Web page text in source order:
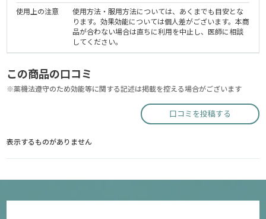
使用上の注意
使用方法・服用方法については、あくまでも目安とな
ります。効果効能については個人差がございます。本商
品が合わない場合は直ちに利用を中止し、医師に相談
してください。
この商品の口コミ
※薬機法遵守のため効能等に関する記述は掲載を控える場合がございます
口コミを投稿する
表示するものがありません